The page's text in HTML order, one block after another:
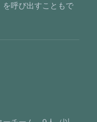
呼び出すこともで